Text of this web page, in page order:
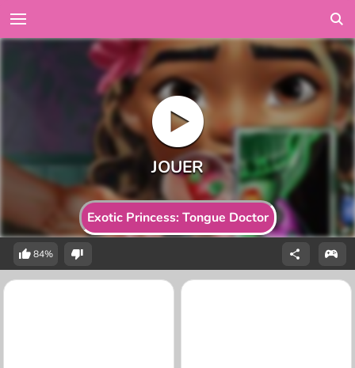
Exotic Princess: Tongue Doctor
84%